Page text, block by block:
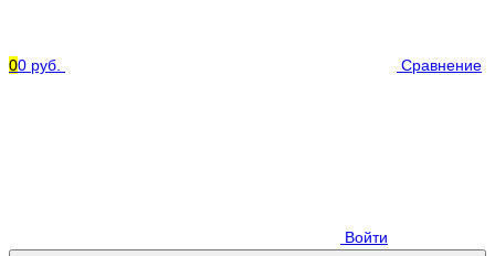
00 руб. Сравнение
Войти